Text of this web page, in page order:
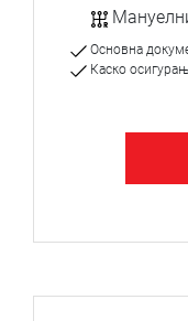
Основна
Каско